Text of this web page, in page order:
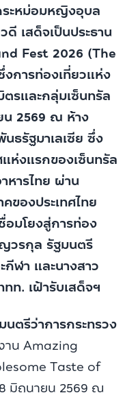
ะหม่อมหญิงอุบล
เสด็จเป็นประธาน
Fest 2026 (The
การท่องเที่ยวแห่ง
รและกลุ่มเซ็นทรัล
น 2569 ณ ห้าง
ธรัฐมาเลเซีย ซึ่ง
แห่งแรกของเซ็นทรัล
ารไทย ผ่าน
องประเทศไทย
อมโยงสู่การท่อง
วรกุล รัฐมนตรี
กีฬา และนางสาว
ท. เฝ้ารับเสด็จฯ
ตรีว่าการกระทรวง
าน Amazing
Taste of
มิถุนายน 2569 ณ